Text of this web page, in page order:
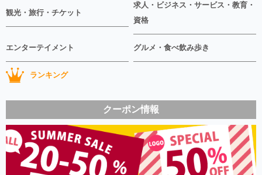
観光・旅行・チケット
求人・ビジネス・サービス・教育・
資格
エンターテイメント グルメ・食べ飲み歩き
ランキング
クーポン情報